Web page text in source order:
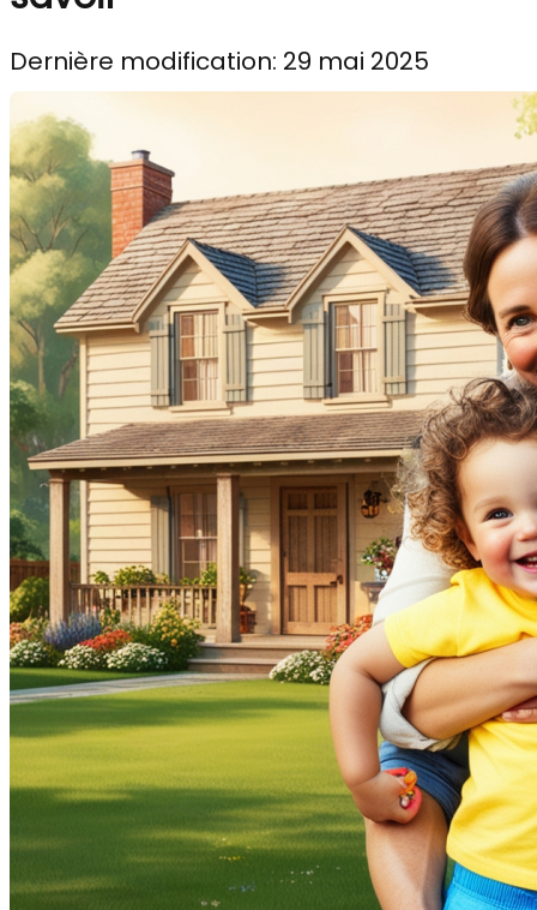
Dernière modification: 29 mai 2025